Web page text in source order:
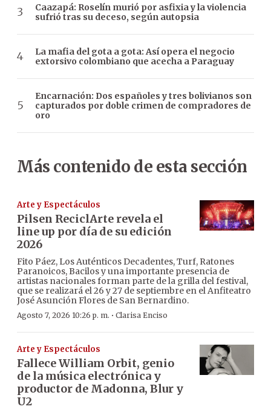
Caazapá: Roselín murió por asfixia y la violencia
sufrió tras su deceso, según autopsia
La mafia del gota a gota: Así opera el negocio
extorsivo colombiano que acecha a Paraguay
Encarnación: Dos españoles y tres bolivianos son
capturados por doble crimen de compradores de
oro
Más contenido de esta sección
Arte y Espectáculos
Pilsen ReciclArte revela el
line up por día de su edición
2026
Fito Páez, Los Auténticos Decadentes, Turf, Ratones
Paranoicos, Bacilos y una importante presencia de
artistas nacionales forman parte de la grilla del festival,
que se realizará el 26 y 27 de septiembre en el Anfiteatro
José Asunción Flores de San Bernardino.
Agosto 7, 2026 10:26 p. m. · Clarisa Enciso
Arte y Espectáculos
Fallece William Orbit, genio
de la música electrónica y
productor de Madonna, Blur y
U2